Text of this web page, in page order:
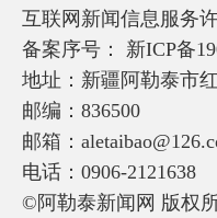
互联网新闻信息服务
备案序号： 新ICP备
地址：新疆阿勒泰市
邮编：836500
邮箱：
电话：0906-2121638
©阿勒泰新闻网 版权